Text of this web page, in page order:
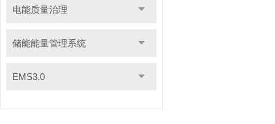
电能质量治理
储能能量管理系统
EMS3.0